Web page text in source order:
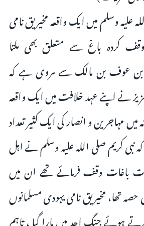
وسلم میں ایک واقعہ مخیریق نامی
کردہ باغ سے متعلق بھی ملتا
بن عوف بن مالک سے مروی ہے کہ
نے اپنے عہد خلافت میں ایک واقعہ
میں مہاجرین و انصار کی ایک کثیر تعداد
کریم صلی اللہ علیہ وسلم نے اہل
باغات وقف فرمائے تھے ان میں
تھا، مخیریق نامی یہودی مسلمانوں
ہوئے جنگ احد میں مارا گیا ، تاہم